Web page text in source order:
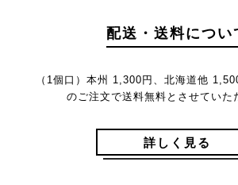
配送・送料につい
（1個口）本州 1,300円、北海道他
のご注文で送料無料とさせていた
詳しく見る